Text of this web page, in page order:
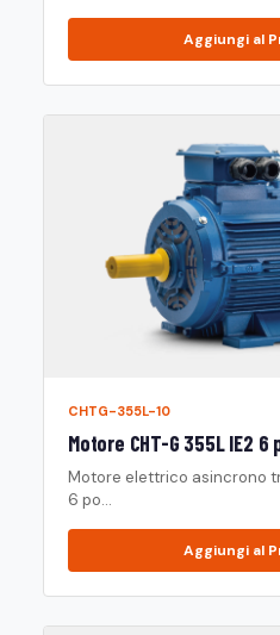
Aggiungi al
CHTG-355L-10
Motore CHT-G 355L IE2 6
Motore elettrico asincrono
6 po...
Aggiungi al